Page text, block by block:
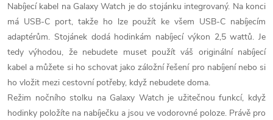
Nabíjecí kabel na Galaxy Watch je do stojánku integrovaný. Na konci
má USB-C port, takže ho lze použít ke všem USB-C nabíjecím
adaptérům. Stojánek dodá hodinkám nabíjecí výkon 2,5 wattů. Je
tedy výhodou, že nebudete muset použít váš originální nabíjecí
kabel a můžete si ho schovat jako záložní řešení pro nabíjení nebo si
ho vložit mezi cestovní potřeby, když nebudete doma.
Režim nočního stolku na Galaxy Watch je užitečnou funkcí, když
hodinky položíte na nabíječku a jsou ve vodorovné poloze. Právě pro